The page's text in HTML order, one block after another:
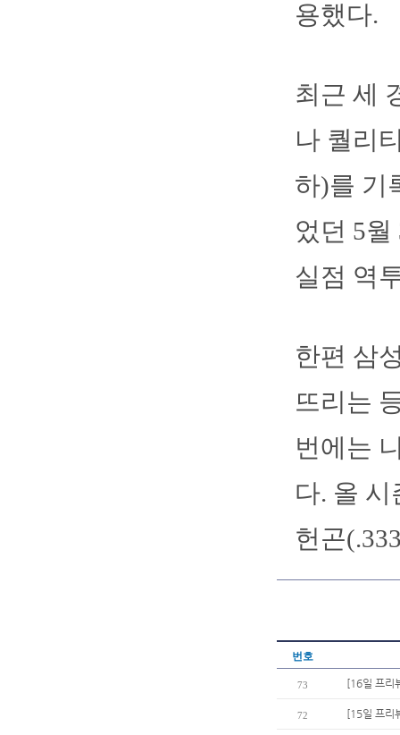
용했다.
최근 세
나 퀄리
하)를 기
었던 5
실점 역
한편 삼
뜨리는
번에는
다. 올
헌곤
번호
73 [16일 프리
72 [15일 프리